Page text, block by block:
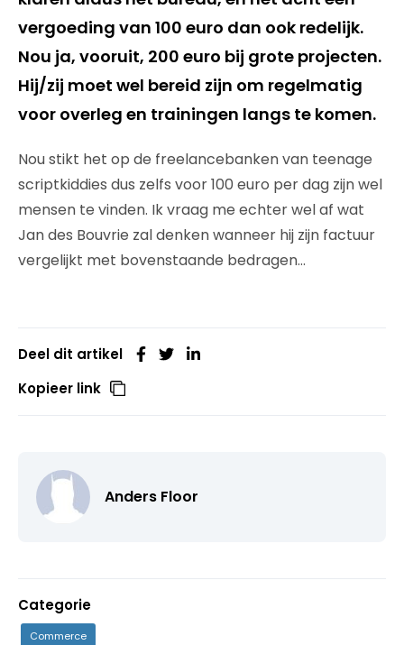
vergoeding van 100 euro dan ook redelijk.
Nou ja, vooruit, 200 euro bij grote projecten.
Hij/zij moet wel bereid zijn om regelmatig
voor overleg en trainingen langs te komen.
Nou stikt het op de freelancebanken van teenage
scriptkiddies dus zelfs voor 100 euro per dag zijn wel
mensen te vinden. Ik vraag me echter wel af wat
Jan des Bouvrie zal denken wanneer hij zijn factuur
vergelijkt met bovenstaande bedragen…
Deel dit artikel
Kopieer link
Anders Floor
Categorie
Commerce